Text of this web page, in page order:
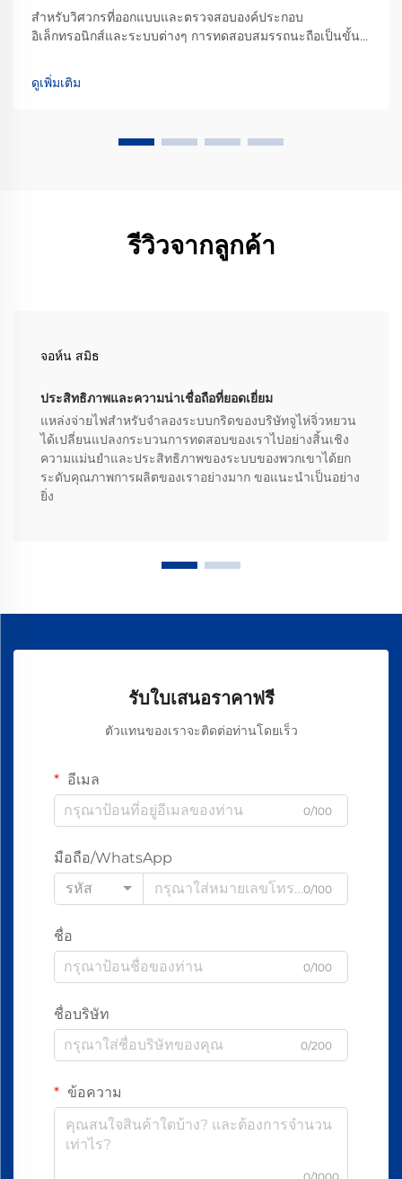
สำหรับวิศวกรที่ออกแบบและตรวจสอบองค์ประกอบ
อิเล็กทรอนิกส์และระบบต่างๆ การทดสอบสมรรถนะถือเป็นขั้น
จ่ายไฟ DC แบบตั้งโปรแกรมได้ 1000 วัตต์ หรือรุ่น AC จะทำ
หน้าที่เป็นแรงกระตุ้นหลัก...
ดูเพิ่มเติม
รีวิวจากลูกค้า
จอห์น สมิธ
ประสิทธิภาพและความน่าเชื่อถือที่ยอดเยี่ยม
แหล่งจ่ายไฟสำหรับจำลองระบบกริดของบริษัทจูไห่จิ่วหยวน
ได้เปลี่ยนแปลงกระบวนการทดสอบของเราไปอย่างสิ้นเชิง
ความแม่นยำและประสิทธิภาพของระบบของพวกเขาได้ยก
ระดับคุณภาพการผลิตของเราอย่างมาก ขอแนะนำเป็นอย่าง
ยิ่ง
รับใบเสนอราคาฟรี
ตัวแทนของเราจะติดต่อท่านโดยเร็ว
อีเมล
0/100
มือถือ/WhatsApp
รหัส
0/100
ชื่อ
0/100
ชื่อบริษัท
0/200
ข้อความ